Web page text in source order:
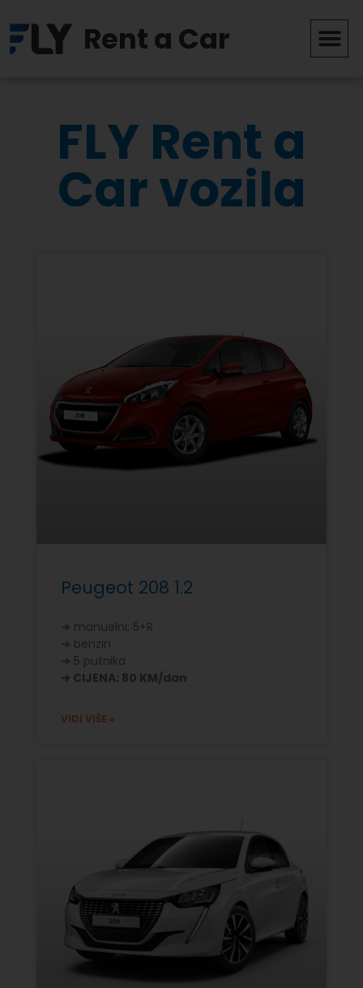
Rent a Car
FLY Rent a
Car vozila
Peugeot 208 1.2
➔ manuelni; 5+R
➔ benzin
➔ 5 putnika
➔ CIJENA: 80 KM/dan
VIDI VIŠE »